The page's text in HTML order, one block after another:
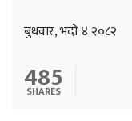
बुधवार, भदौ ४ २०८२
485
SHARES